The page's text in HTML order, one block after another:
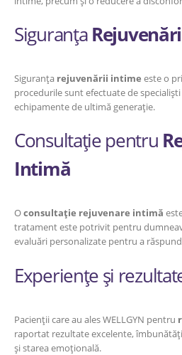
Siguranța
Siguranța rejuvenării intime este o
procedurile sunt efectuate de
echipamente de ultimă generație.
Consultație pentru
Intimă
Oconsultație rejuvenare intimă
tratament este potrivit pentru
evaluări personalizate pentru a
Experiențe și
Pacienții care au ales WELLGYN pentru
raportat rezultate excelente,
și starea emoțională.